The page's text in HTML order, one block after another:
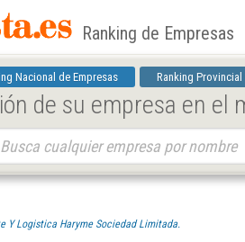
Ranking de Empresas
Nacional de Empresas Ranking Provincial
de su empresa en el
Y Logistica Haryme Sociedad Limitada.